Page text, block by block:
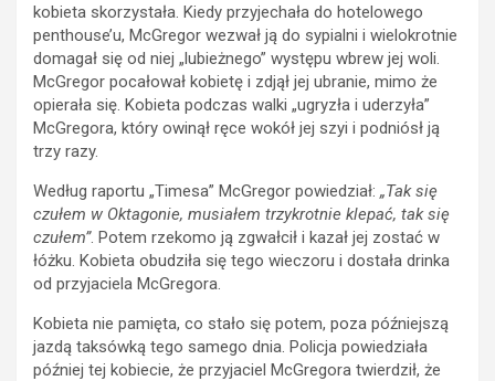
kobieta skorzystała. Kiedy przyjechała do hotelowego
penthouse’u, McGregor wezwał ją do sypialni i wielokrotnie
domagał się od niej „lubieżnego” występu wbrew jej woli.
McGregor pocałował kobietę i zdjął jej ubranie, mimo że
opierała się. Kobieta podczas walki „ugryzła i uderzyła”
McGregora, który owinął ręce wokół jej szyi i podniósł ją
trzy razy.
Według raportu „Timesa” McGregor powiedział: „Tak się
czułem w Oktagonie, musiałem trzykrotnie klepać, tak się
czułem”. Potem rzekomo ją zgwałcił i kazał jej zostać w
łóżku. Kobieta obudziła się tego wieczoru i dostała drinka
od przyjaciela McGregora.
Kobieta nie pamięta, co stało się potem, poza późniejszą
jazdą taksówką tego samego dnia. Policja powiedziała
później tej kobiecie, że przyjaciel McGregora twierdził, że